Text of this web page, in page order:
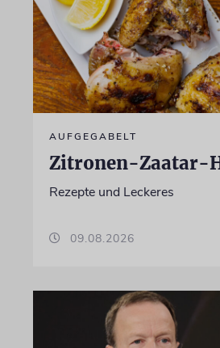
AUFGEGABELT
Zitronen-Zaatar-
Rezepte und Leckeres
09.08.2026